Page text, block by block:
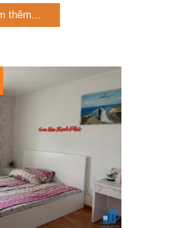
thêm...